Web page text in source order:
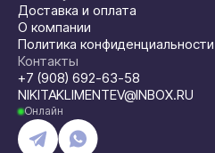
Доставка и оплата
О компании
Политика конфиденциальности
Контакты
+7 (908) 692-63-58
NIKITAKLIMENTEV@INBOX.RU
Онлайн